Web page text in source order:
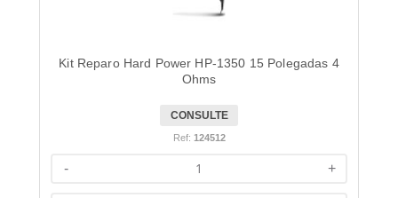
Kit Reparo Hard Power HP-1350 15 Polegadas 4
Ohms
CONSULTE
Ref: 124512
+
-